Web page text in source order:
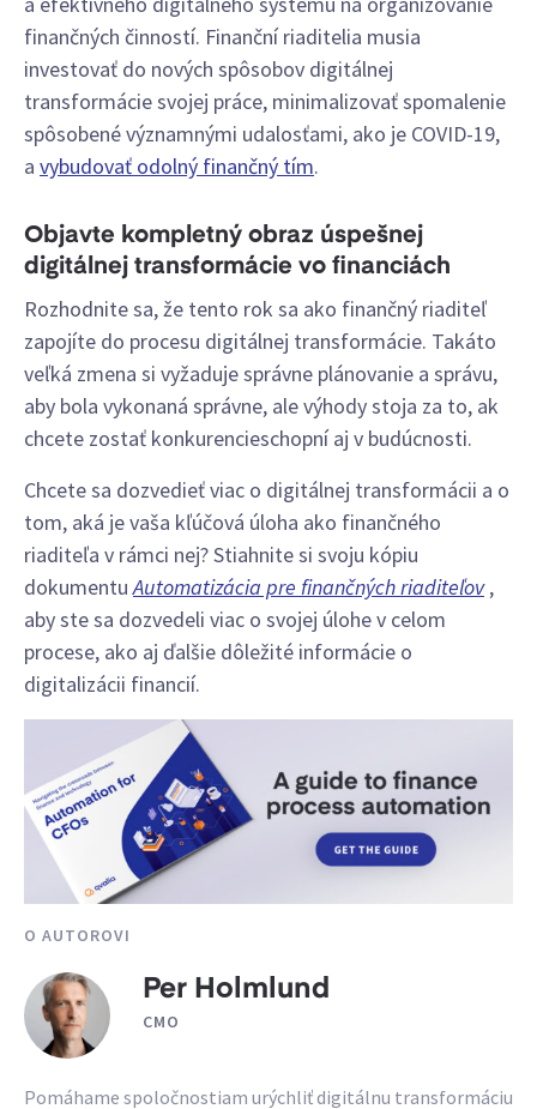
finančných činností. Finanční riaditelia musia
investovať do nových spôsobov digitálnej
transformácie svojej práce, minimalizovať spomalenie
spôsobené významnými udalosťami, ako je COVID-19,
a vybudovať odolný finančný tím.
Objavte kompletný obraz úspešnej
digitálnej transformácie vo financiách
Rozhodnite sa, že tento rok sa ako finančný riaditeľ
zapojíte do procesu digitálnej transformácie. Takáto
veľká zmena si vyžaduje správne plánovanie a správu,
aby bola vykonaná správne, ale výhody stoja za to, ak
chcete zostať konkurencieschopní aj v budúcnosti.
Chcete sa dozvedieť viac o digitálnej transformácii a o
tom, aká je vaša kľúčová úloha ako finančného
riaditeľa v rámci nej? Stiahnite si svoju kópiu
dokumentuAutomatizácia pre finančných riaditeľov,
aby ste sa dozvedeli viac o svojej úlohe v celom
procese, ako aj ďalšie dôležité informácie o
digitalizácii financií.
O AUTOROVI
Per Holmlund
CMO
Pomáhame spoločnostiam urýchliť digitálnu transformáciu